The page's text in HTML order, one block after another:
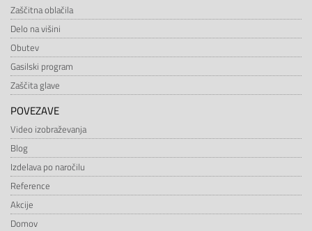
Zaščitna oblačila
Delo na višini
Obutev
Gasilski program
Zaščita glave
POVEZAVE
Video izobraževanja
Blog
Izdelava po naročilu
Reference
Akcije
Domov